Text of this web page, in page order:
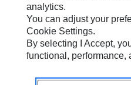
Asia Tenggara© 2026 Caterpillar.
analytics.
You can adjust your
Cookie Settings.
By selecting I Accept,
functional, performance,